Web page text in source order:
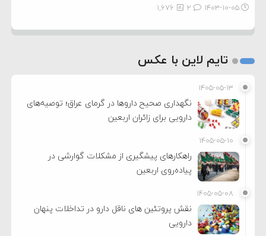
۱۴۰۳-۱۰-۰۵ 1,676
تایم لاین با عکس
۱۴۰۵-۰۵-۱۳
نگهداری صحیح داروها در گرمای عراق؛ توصیه‌های
دارویی برای زائران اربعین
۱۴۰۵-۰۵-۱۰
راهکارهای پیشگیری از مشکلات گوارشی در
پیاده‌روی اربعین
۱۴۰۵-۰۵-۰۸
نقش پروتئین های ناقل دارو در تداخلات پنهان
دارویی